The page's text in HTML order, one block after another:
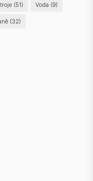
(51) Voda (9)
(32)